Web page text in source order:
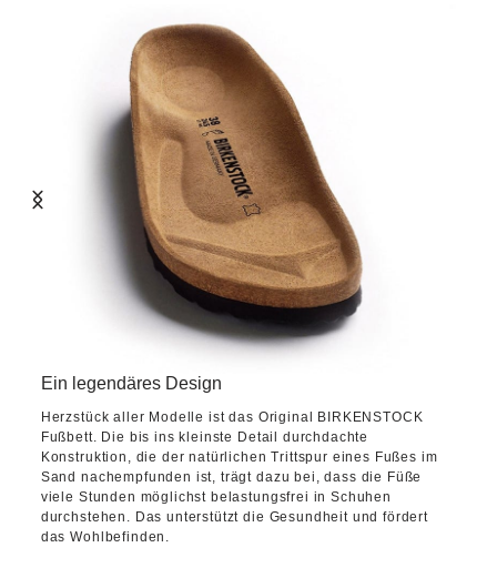
Ein legendäres Design
Herzstück aller Modelle ist das Original BIRKENSTOCK
Fußbett. Die bis ins kleinste Detail durchdachte
Konstruktion, die der natürlichen Trittspur eines Fußes im
Sand nachempfunden ist, trägt dazu bei, dass die Füße
viele Stunden möglichst belastungsfrei in Schuhen
durchstehen. Das unterstützt die Gesundheit und fördert
das Wohlbefinden.